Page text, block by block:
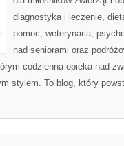
diagnostyka i leczenie,
pomoc, weterynaria,
nad seniorami oraz
codzienna opieka nad
stylem. To blog, który